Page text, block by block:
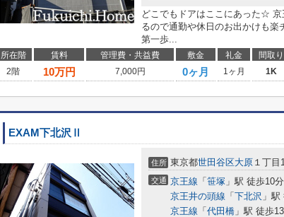
どこでもドアはここにあった☆ 京
るので通勤や休日のお出かけも
第一歩...
所在階 賃料 管理費・共益費 敷金 礼金 間取り
2階
10万円 7,000円 0ヶ月 1ヶ月 1K
EXAM下北沢Ⅱ
住所 東京都世田谷区大原 １丁目
交通 京王線 「 笹塚 」駅 徒歩10分
京王井の頭線 「 下北沢 」駅
京王線 「 代田橋 」駅 徒歩